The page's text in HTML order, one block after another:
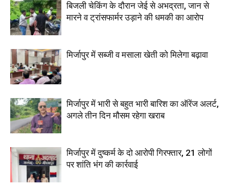
बिजली चेकिंग के दौरान जेई से अभद्रता, जान से
मारने व ट्रांसफार्मर उड़ाने की धमकी का आरोप
मिर्जापुर में सब्जी व मसाला खेती को मिलेगा बढ़ावा
मिर्जापुर में भारी से बहुत भारी बारिश का ऑरेंज अलर्ट,
अगले तीन दिन मौसम रहेगा खराब
मिर्जापुर में दुष्कर्म के दो आरोपी गिरफ्तार, 21 लोगों
पर शांति भंग की कार्रवाई